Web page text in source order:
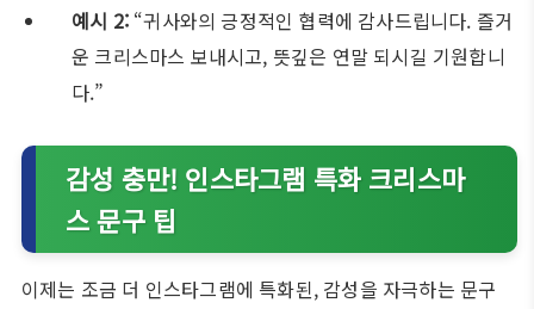
예시 2: “귀사와의 긍정적인 협력에 감사드립니다. 즐거
운 크리스마스 보내시고, 뜻깊은 연말 되시길 기원합니
다.”
감성 충만! 인스타그램 특화 크리스마
스 문구 팁
이제는 조금 더 인스타그램에 특화된, 감성을 자극하는 문구